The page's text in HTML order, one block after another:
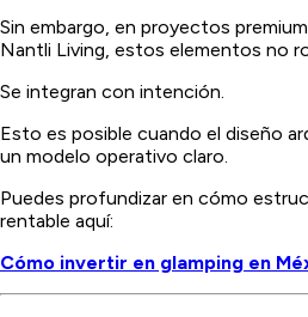
Sin embargo, en proyectos
Nantli Living, estos elementos no
Se integran con intención.
Esto es posible cuando el diseño
un modelo operativo claro.
Puedes profundizar en cómo
rentable aquí:
Cómo invertir en glamping en